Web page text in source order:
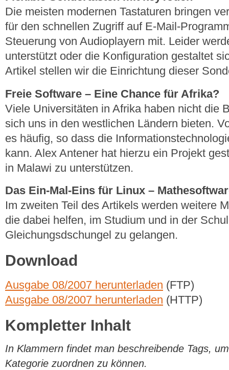
Die meisten modernen Tastaturen bringen
für den schnellen Zugriff auf E-Mail-
Steuerung von Audioplayern mit. Leider
unterstützt oder die Konfiguration gestaltet
Artikel stellen wir die Einrichtung dieser
Freie Software – Eine Chance für Afrika?
Viele Universitäten in Afrika haben nicht die
sich uns in den westlichen Ländern bieten.
es häufig, so dass die
kann. Alex Antener hat hierzu ein Projekt
in Malawi zu unterstützen.
Das Ein-Mal-Eins für Linux –
Im zweiten Teil des Artikels werden weitere
die dabei helfen, im Studium und in der
Gleichungsdschungel zu gelangen.
Download
Ausgabe 08/2007 herunterladen (FTP)
Ausgabe 08/2007 herunterladen (HTTP)
Kompletter Inhalt
In Klammern findet man beschreibende Tags,
Kategorie zuordnen zu können.